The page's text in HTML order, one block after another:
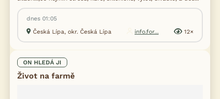
dnes 01:05
Česká Lípa, okr. Česká Lípa
info.for... 12×
ON HLEDÁ JI
Život na farmě